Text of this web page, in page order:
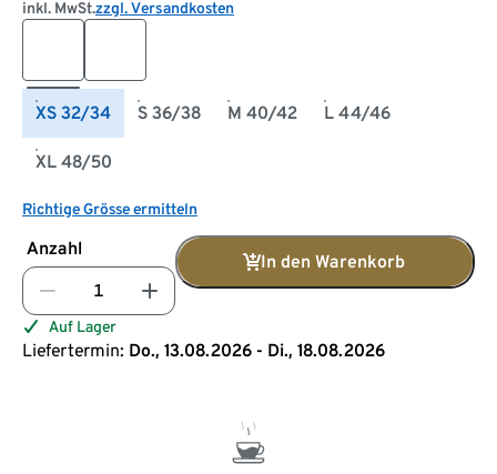
inkl. MwSt.zzgl. Versandkosten
XS 32/34 S 36/38 M 40/42 L 44/46
XL 48/50
Richtige Grösse ermitteln
Anzahl
In den Warenkorb
Auf Lager
Liefertermin: Do., 13.08.2026 - Di., 18.08.2026